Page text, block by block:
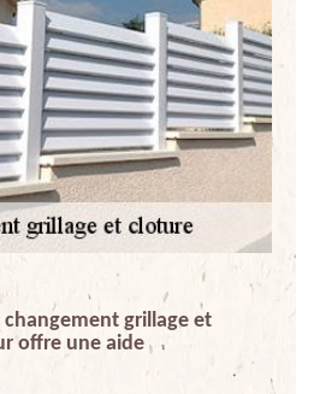
changement grillage et
offre une aide